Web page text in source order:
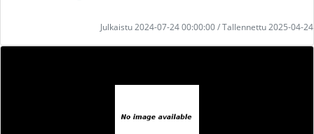
Julkaistu 2024-07-24 00:00:00 / Tallennettu 2025-04-24